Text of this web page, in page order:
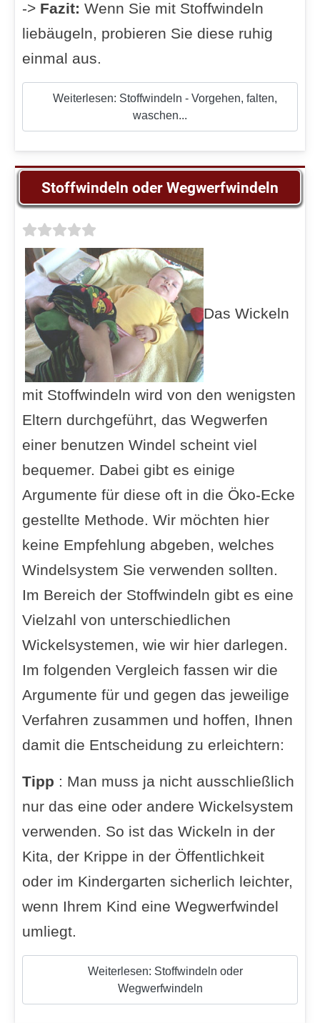
-> Fazit: Wenn Sie mit Stoffwindeln
liebäugeln, probieren Sie diese ruhig
einmal aus.
Weiterlesen: Stoffwindeln - Vorgehen, falten,
waschen...
Stoffwindeln oder Wegwerfwindeln
Das Wickeln
mit Stoffwindeln wird von den wenigsten
Eltern durchgeführt, das Wegwerfen
einer benutzen Windel scheint viel
bequemer. Dabei gibt es einige
Argumente für diese oft in die Öko-Ecke
gestellte Methode. Wir möchten hier
keine Empfehlung abgeben, welches
Windelsystem Sie verwenden sollten.
Im Bereich der Stoffwindeln gibt es eine
Vielzahl von unterschiedlichen
Wickelsystemen, wie wir hier darlegen.
Im folgenden Vergleich fassen wir die
Argumente für und gegen das jeweilige
Verfahren zusammen und hoffen, Ihnen
damit die Entscheidung zu erleichtern:
Tipp : Man muss ja nicht ausschließlich
nur das eine oder andere Wickelsystem
verwenden. So ist das Wickeln in der
Kita, der Krippe in der Öffentlichkeit
oder im Kindergarten sicherlich leichter,
wenn Ihrem Kind eine Wegwerfwindel
umliegt.
Weiterlesen: Stoffwindeln oder
Wegwerfwindeln